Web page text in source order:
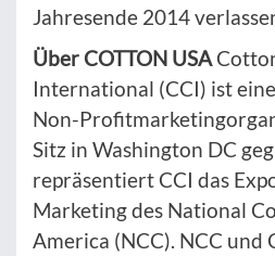
Jahresende 2014
Über COTTON USA
International (CCI) ist
Non-
Sitz in Washington DC
repräsentiert CCI das
Marketing des National
America (NCC). NCC und